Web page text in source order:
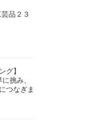
品２３
グ】
挑み、
つなぎま